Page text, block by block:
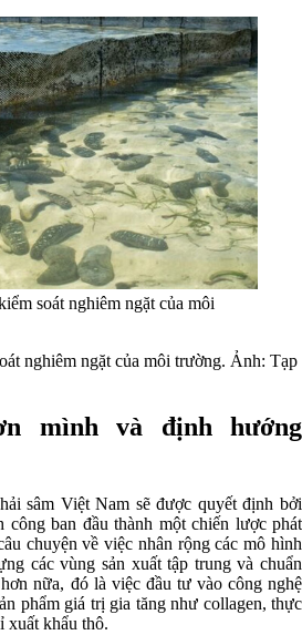
soát nghiêm ngặt của môi
nghiêm ngặt của môi trường. Ảnh: Tạp
mình và định hướng
sâm Việt Nam sẽ được quyết định bởi
công ban đầu thành một chiến lược phát
chuyện về việc nhân rộng các mô hình
các vùng sản xuất tập trung và chuẩn
nữa, đó là việc đầu tư vào công nghệ
phẩm giá trị gia tăng như collagen, thực
xuất khẩu thô.